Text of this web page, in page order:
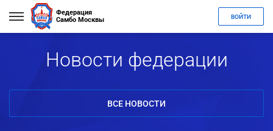
Федерация
Самбо Москвы
ВОЙТИ
Новости федерации
ВСЕ НОВОСТИ